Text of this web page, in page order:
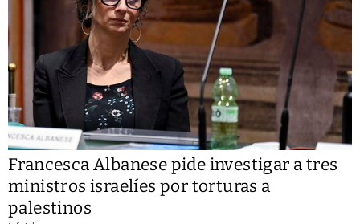
Francesca Albanese pide investigar a tres
ministros israelíes por torturas a
palestinos